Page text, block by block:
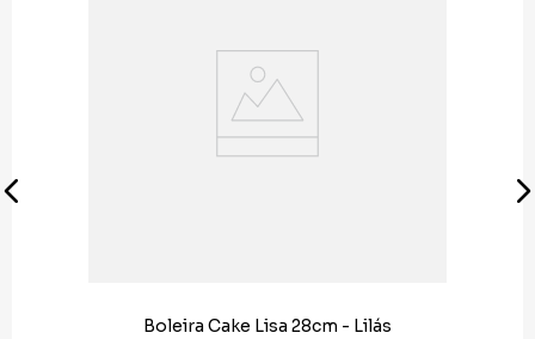
Boleira Cake Lisa 28cm - Lilás